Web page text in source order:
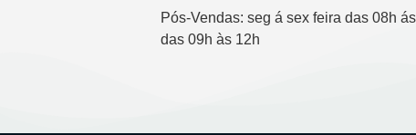
Pós-Vendas: seg á sex feira das 08h
das 09h às 12h